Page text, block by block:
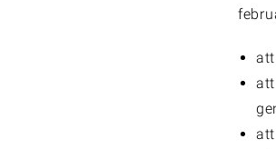
att
att
att